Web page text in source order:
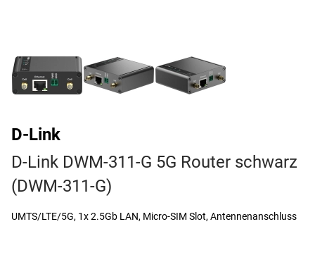
D-Link
D-Link DWM-311-G 5G Router schwarz
(DWM-311-G)
UMTS/LTE/5G, 1x 2.5Gb LAN, Micro-SIM Slot, Antennenanschluss